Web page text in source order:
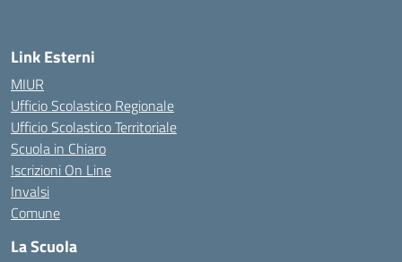
Link Esterni
MIUR
Ufficio Scolastico Regionale
Ufficio Scolastico Territoriale
Scuola in Chiaro
Iscrizioni On Line
Invalsi
Comune
La Scuola